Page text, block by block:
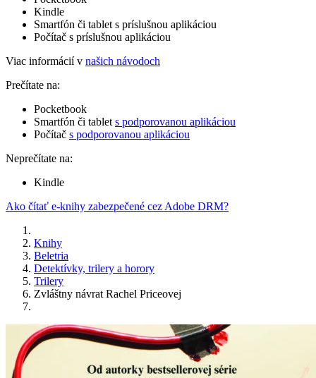
Kindle
Smartfón či tablet s príslušnou aplikáciou
Počítač s príslušnou aplikáciou
Viac informácií v našich návodoch
Prečítate na:
Pocketbook
Smartfón či tablet s podporovanou aplikáciou
Počítač s podporovanou aplikáciou
Neprečítate na:
Kindle
Ako čítať e-knihy zabezpečené cez Adobe DRM?
Knihy
Beletria
Detektívky, trilery a horory
Trilery
Zvláštny návrat Rachel Priceovej